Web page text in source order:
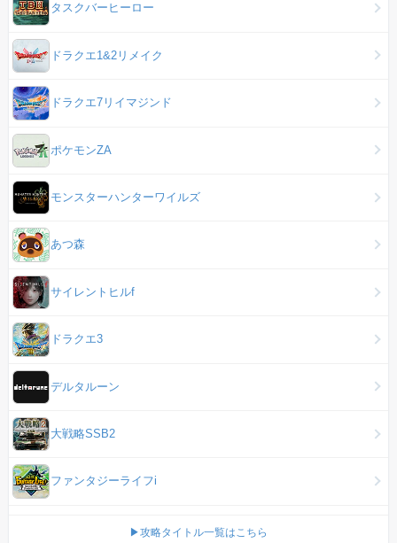
タスクバーヒーロー
ドラクエ1&2リメイク
ドラクエ7リイマジンド
ポケモンZA
モンスターハンターワイルズ
あつ森
サイレントヒルf
ドラクエ3
デルタルーン
大戦略SSB2
ファンタジーライフi
▶攻略タイトル一覧はこちら